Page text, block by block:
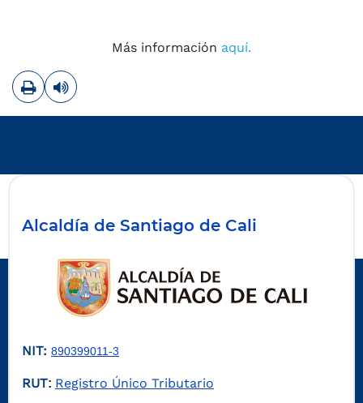
Más información aquí.
ImprimirLeer contenido
Alcaldía de Santiago de Cali
NIT: 890399011-3
RUT: Registro Único Tributario